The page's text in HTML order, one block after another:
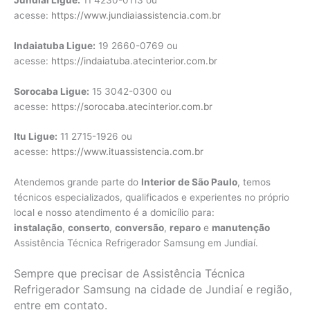
acesse: https://www.jundiaiassistencia.com.br
Indaiatuba Ligue: 19 2660-0769 ou
acesse: https://indaiatuba.atecinterior.com.br
Sorocaba Ligue: 15 3042-0300 ou
acesse: https://sorocaba.atecinterior.com.br
Itu Ligue: 11 2715-1926 ou
acesse: https://www.ituassistencia.com.br
Atendemos grande parte do Interior de São Paulo, temos
técnicos especializados, qualificados e experientes no próprio
local e nosso atendimento é a domicílio para:
instalação, conserto, conversão, reparo e manutenção
Assistência Técnica Refrigerador Samsung em Jundiaí.
Sempre que precisar de Assistência Técnica
Refrigerador Samsung na cidade de Jundiaí e região,
entre em contato.